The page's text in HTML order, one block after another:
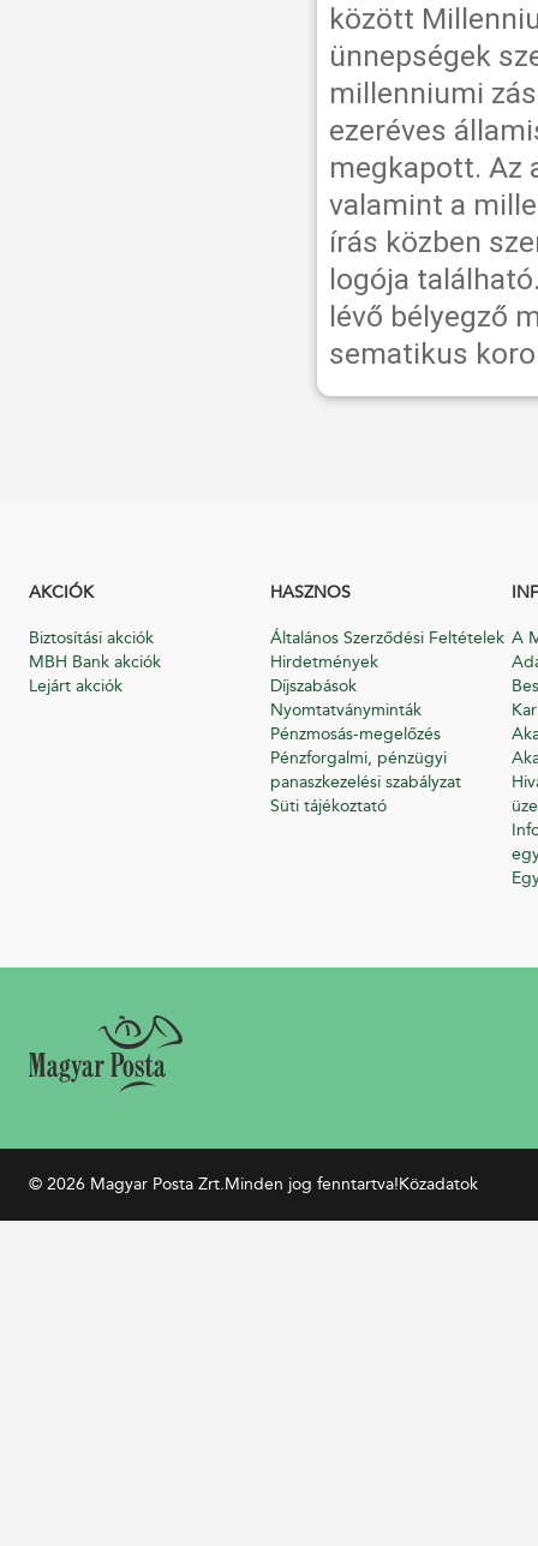
között
ünnepségek
millenniumi
ezeréves
megkapott. Az
valamint a
írás közben
logója
lévő bélyegző
sematikus
AKCIÓK
Biztosítási akciók
MBH Bank akciók
Lejárt akciók
HASZNOS
Általános Szerződési Feltételek
Hirdetmények
Díjszabások
Nyomtatványminták
Pénzmosás-megelőzés
Pénzforgalmi, pénzügyi
panaszkezelési szabályzat
Süti tájékoztató
A
© 2026 Magyar Posta Zrt.Minden jog fenntartva!Közadatok